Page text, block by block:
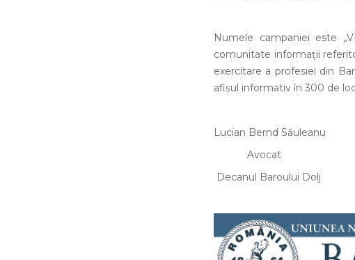
Numele campaniei este
comunitate informații
exercitare a profesiei din
afișul informativ în 300 de
Lucian Bernd Săuleanu
Avocat
Decanul Baroului Dolj